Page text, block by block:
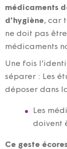
médicaments
d’hygiène, car
ne doit pas
médicaments
Une fois
séparer : Les
déposer dans
Les
doivent
Ce geste